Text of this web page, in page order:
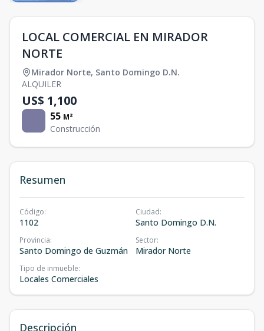
LOCAL COMERCIAL EN MIRADOR
NORTE
Mirador Norte, Santo Domingo D.N.
ALQUILER
US$ 1,100
55 M²
Construcción
Resumen
Código:
1102
Ciudad:
Santo Domingo D.N.
Provincia:
Santo Domingo de Guzmán
Sector:
Mirador Norte
Tipo de inmueble:
Locales Comerciales
Descripción